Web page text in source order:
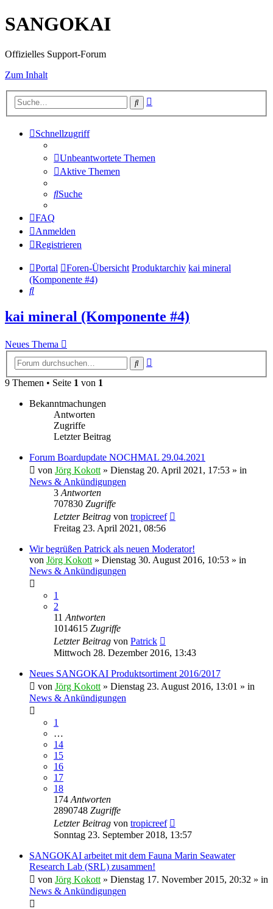
SANGOKAI
Offizielles Support-Forum
Zum Inhalt
Suche
Schnellzugriff
Unbeantwortete Themen
Aktive Themen
Suche
FAQ
Anmelden
Registrieren
Portal Foren-Übersicht Produktarchiv kai mineral
(Komponente #4)
Suche
kai mineral (Komponente #4)
Neues Thema
Suche
9 Themen • Seite 1 von 1
Bekanntmachungen
Antworten
Zugriffe
Letzter Beitrag
Forum Boardupdate NOCHMAL 29.04.2021
von Jörg Kokott » Dienstag 20. April 2021, 17:53 » in
News & Ankündigungen
3 Antworten
707830 Zugriffe
Letzter Beitrag von tropicreef
Freitag 23. April 2021, 08:56
Wir begrüßen Patrick als neuen Moderator!
von Jörg Kokott » Dienstag 30. August 2016, 10:53 » in
News & Ankündigungen
1
2
11 Antworten
1014615 Zugriffe
Letzter Beitrag von Patrick
Mittwoch 28. Dezember 2016, 13:43
Neues SANGOKAI Produktsortiment 2016/2017
von Jörg Kokott » Dienstag 23. August 2016, 13:01 » in
News & Ankündigungen
1
…
14
15
16
17
18
174 Antworten
2890748 Zugriffe
Letzter Beitrag von tropicreef
Sonntag 23. September 2018, 13:57
SANGOKAI arbeitet mit dem Fauna Marin Seawater
Research Lab (SRL) zusammen!
von Jörg Kokott » Dienstag 17. November 2015, 20:32 » in
News & Ankündigungen